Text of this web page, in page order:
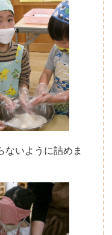
ないように詰めま